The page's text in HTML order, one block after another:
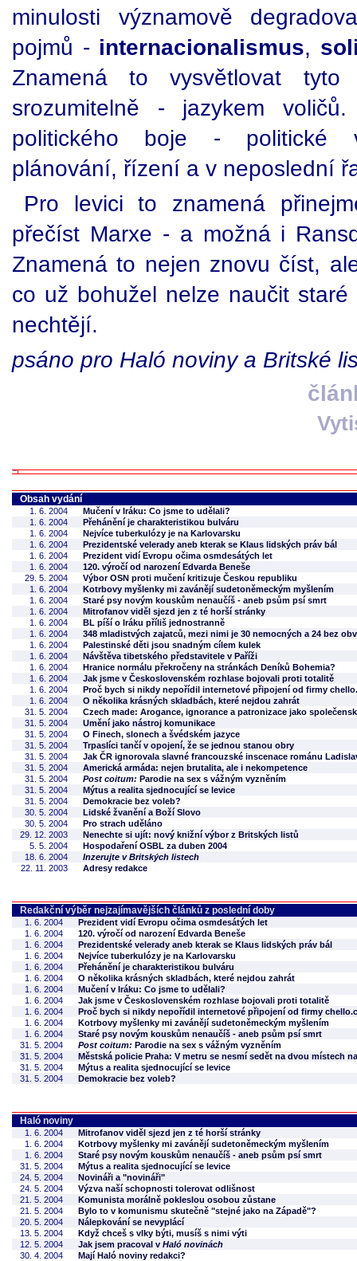
minulosti významově
pojmů - internacionalismus,
Znamená to vysvětlovat tyto
srozumitelně - jazykem
politického boje - politické
plánování, řízení a v neposlední
Pro levici to znamená
přečíst Marxe - a možná i
Znamená to nejen znovu číst,
co už bohužel nelze naučit
nechtějí.
psáno pro Haló noviny a Britské
Obsah vydání
1. 6. 2004
Mučení v Iráku: Co jsme to udělali?
1. 6. 2004
Přehánění je charakteristikou bulváru
1. 6. 2004
Nejvíce tuberkulózy je na Karlovarsku
1. 6. 2004
Prezidentské velerady aneb kterak se Klaus lidských práv bál
1. 6. 2004
Prezident vidí Evropu očima osmdesátých let
1. 6. 2004
120. výročí od narození Edvarda Beneše
29. 5. 2004
Výbor OSN proti mučení kritizuje Českou republiku
1. 6. 2004
Kotrbovy myšlenky mi zavánějí sudetoněmeckým myšlením
1. 6. 2004
Staré psy novým kouskům nenaučíš - aneb psům psí smrt
1. 6. 2004
Mitrofanov viděl sjezd jen z té horší stránky
1. 6. 2004
BL píší o Iráku příliš jednostranně
1. 6. 2004
348 mladistvých zajatců, mezi nimi je 30 nemocných a 24 bez
1. 6. 2004
Palestinské děti jsou snadným cílem kulek
1. 6. 2004
Návštěva tibetského představitele v Paříži
1. 6. 2004
Hranice normálu překročeny na stránkách Deníků Bohemia?
1. 6. 2004
Jak jsme v Československém rozhlase bojovali proti totalitě
1. 6. 2004
Proč bych si nikdy nepořídil internetové připojení od firmy
1. 6. 2004
O několika krásných skladbách, které nejdou zahrát
31. 5. 2004
Czech made: Arogance, ignorance a patronizace jako
31. 5. 2004
Umění jako nástroj komunikace
31. 5. 2004
O Finech, slonech a švédském jazyce
31. 5. 2004
Trpaslíci tančí v opojení, že se jednou stanou obry
31. 5. 2004
Jak ČR ignorovala slavné francouzské inscenace románu
31. 5. 2004
Americká armáda: nejen brutalita, ale i nekompetence
31. 5. 2004
Post coitum: Parodie na sex s vážným vyzněním
31. 5. 2004
Mýtus a realita sjednocující se levice
31. 5. 2004
Demokracie bez voleb?
30. 5. 2004
Lidské žvanění a Boží Slovo
30. 5. 2004
Pro strach uděláno
29. 12. 2003
Nenechte si ujít: nový knižní výbor z Britských listů
5. 5. 2004
Hospodaření OSBL za duben 2004
18. 6. 2004
Inzerujte v Britských listech
22. 11. 2003
Adresy redakce
Redakční výběr nejzajímavějších článků z poslední doby
1. 6. 2004
Prezident vidí Evropu očima osmdesátých let
1. 6. 2004
120. výročí od narození Edvarda Beneše
1. 6. 2004
Prezidentské velerady aneb kterak se Klaus lidských práv bál
1. 6. 2004
Nejvíce tuberkulózy je na Karlovarsku
1. 6. 2004
Přehánění je charakteristikou bulváru
1. 6. 2004
O několika krásných skladbách, které nejdou zahrát
1. 6. 2004
Mučení v Iráku: Co jsme to udělali?
1. 6. 2004
Jak jsme v Československém rozhlase bojovali proti totalitě
1. 6. 2004
Proč bych si nikdy nepořídil internetové připojení od firmy
1. 6. 2004
Kotrbovy myšlenky mi zavánějí sudetoněmeckým myšlením
1. 6. 2004
Staré psy novým kouskům nenaučíš - aneb psům psí smrt
31. 5. 2004
Post coitum: Parodie na sex s vážným vyzněním
31. 5. 2004
Městská policie Praha: V metru se nesmí sedět na dvou místech
31. 5. 2004
Mýtus a realita sjednocující se levice
31. 5. 2004
Demokracie bez voleb?
Haló noviny
1. 6. 2004
Mitrofanov viděl sjezd jen z té horší stránky
1. 6. 2004
Kotrbovy myšlenky mi zavánějí sudetoněmeckým myšlením
1. 6. 2004
Staré psy novým kouskům nenaučíš - aneb psům psí smrt
31. 5. 2004
Mýtus a realita sjednocující se levice
24. 5. 2004
Novináři a "novináři"
24. 5. 2004
Výzva naší schopnosti tolerovat odlišnost
21. 5. 2004
Komunista morálně pokleslou osobou zůstane
21. 5. 2004
Bylo to v komunismu skutečně "stejné jako na Západě"?
20. 5. 2004
Nálepkování se nevyplácí
13. 5. 2004
Když chceš s vlky býti, musíš s nimi výti
12. 5. 2004
Jak jsem pracoval v Haló novinách
30. 4. 2004
Mají Haló noviny redakci?